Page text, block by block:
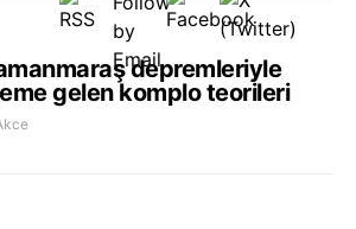
depremleriyle
gelen komplo teorileri